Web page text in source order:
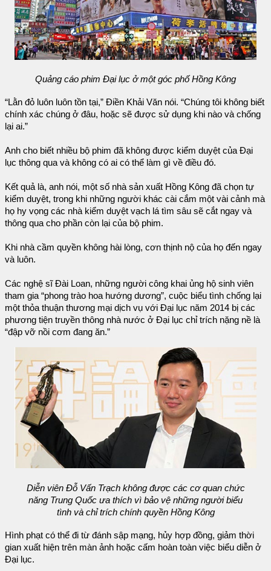
Quảng cáo phim Đại lục ở một góc phố Hồng Kông
“Lằn đỏ luôn luôn tồn tại,” Điền Khải Văn nói. “Chúng tôi không biết
chính xác chúng ở đâu, hoặc sẽ được sử dụng khi nào và chống
lại ai.”
Anh cho biết nhiều bộ phim đã không được kiểm duyệt của Đại
lục thông qua và không có ai có thể làm gì về điều đó.
Kết quả là, anh nói, một số nhà sản xuất Hồng Kông đã chọn tự
kiểm duyệt, trong khi những người khác cài cắm một vài cảnh mà
họ hy vọng các nhà kiểm duyệt vạch lá tìm sâu sẽ cắt ngay và
thông qua cho phần còn lại của bộ phim.
Khi nhà cầm quyền không hài lòng, cơn thịnh nộ của họ đến ngay
và luôn.
Các nghệ sĩ Đài Loan, những người công khai ủng hộ sinh viên
tham gia “phong trào hoa hướng dương”, cuộc biểu tình chống lại
một thỏa thuận thương mại dịch vụ với Đại lục năm 2014 bị các
phương tiện truyền thông nhà nước ở Đại lục chỉ trích nặng nề là
“đập vỡ nồi cơm đang ăn.”
Diễn viên Đỗ Vấn Trạch không được các cơ quan chức
năng Trung Quốc ưa thích vì bảo vệ những người biểu
tình và chỉ trích chính quyền Hồng Kông
Hình phạt có thể đi từ đánh sập mạng, hủy hợp đồng, giảm thời
gian xuất hiện trên màn ảnh hoặc cấm hoàn toàn việc biểu diễn ở
Đại lục.